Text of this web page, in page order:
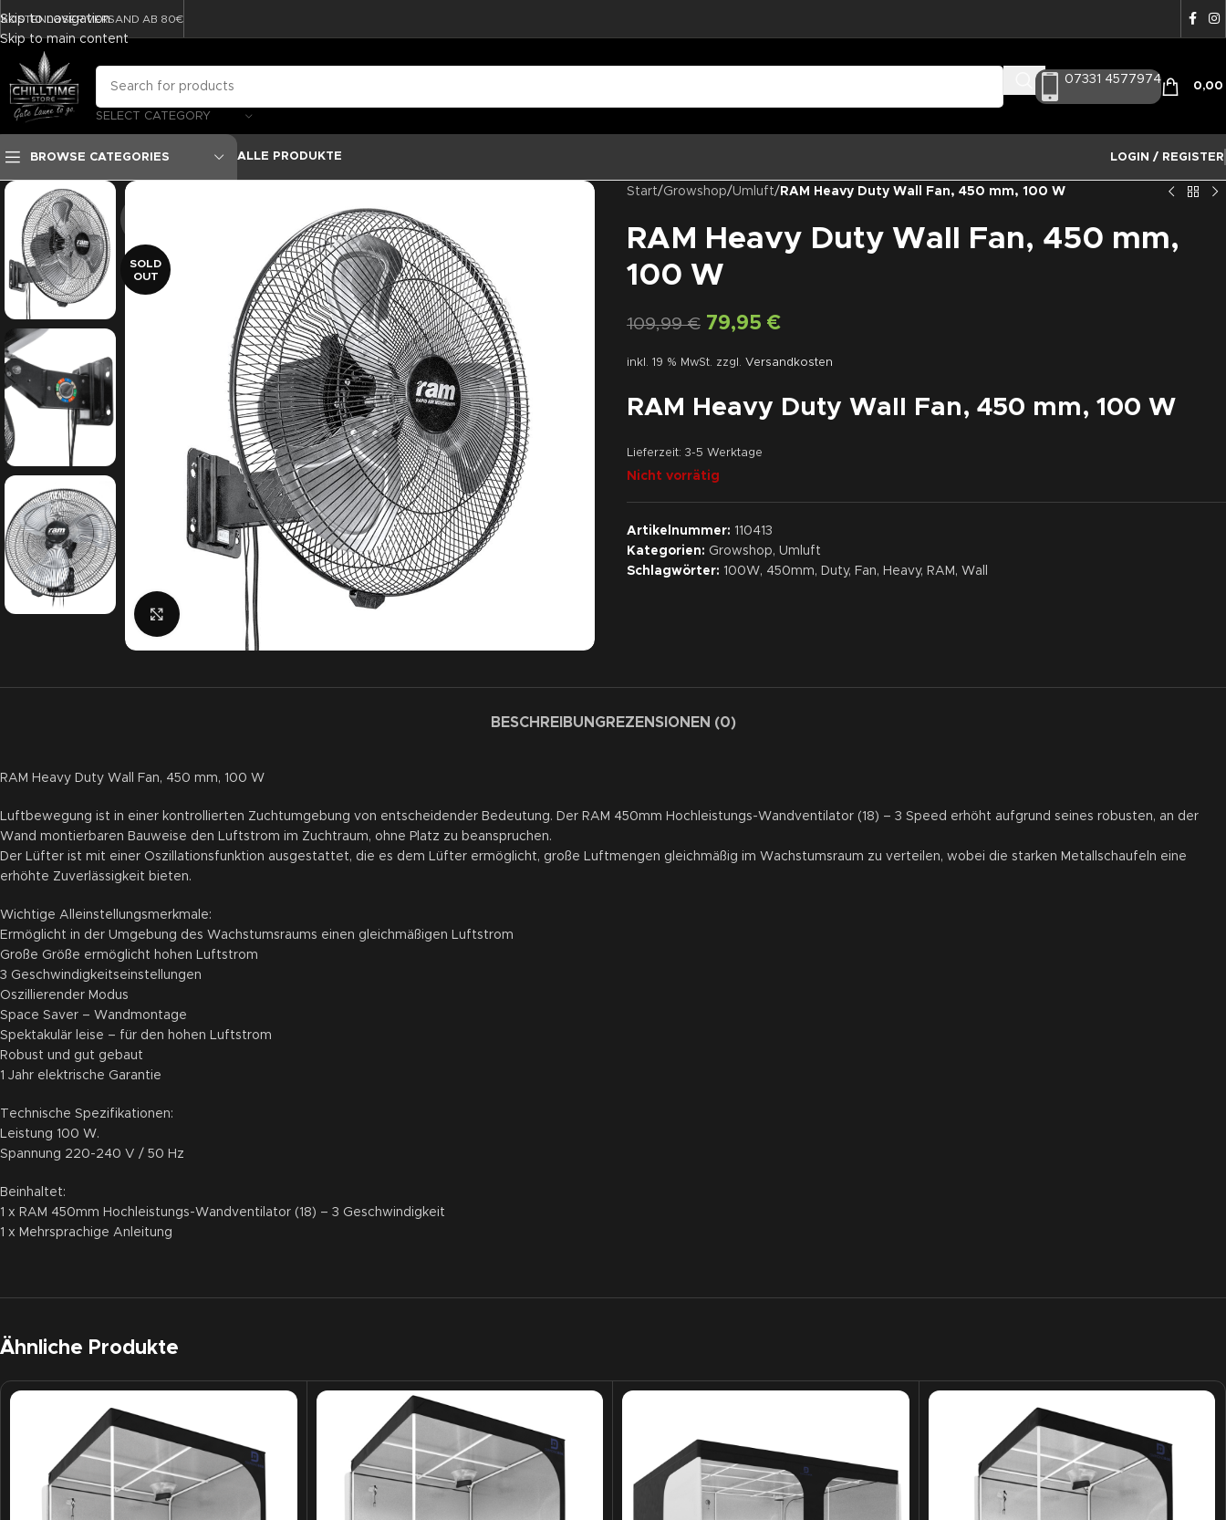
Skip to navigation
Skip to main content
KOSTENLOSER VERSAND AB 80€
SELECT CATEGORY
07331 4577974
0,00
BROWSE CATEGORIES ALLE PRODUKTE LOGIN / REGISTER
SOLD
OUT
Click to enlarge
Start/Growshop/Umluft/ RAM Heavy Duty Wall Fan, 450 mm, 100 W
RAM Heavy Duty Wall Fan, 450 mm,
100 W
109,99€ 79,95 €
inkl. 19 % MwSt. zzgl. Versandkosten
RAM Heavy Duty Wall Fan, 450 mm, 100 W
Lieferzeit: 3-5 Werktage
Nicht vorrätig
Artikelnummer: 110413
Kategorien: Growshop, Umluft
Schlagwörter: 100W, 450mm, Duty, Fan, Heavy, RAM , Wall
BESCHREIBUNGREZENSIONEN (0)
RAM Heavy Duty Wall Fan, 450 mm, 100 W
Luftbewegung ist in einer kontrollierten Zuchtumgebung von entscheidender Bedeutung. Der RAM 450mm Hochleistungs-Wandventilator (18) – 3 Speed erhöht aufgrund seines robusten, an der
Wand montierbaren Bauweise den Luftstrom im Zuchtraum, ohne Platz zu beanspruchen.
Der Lüfter ist mit einer Oszillationsfunktion ausgestattet, die es dem Lüfter ermöglicht, große Luftmengen gleichmäßig im Wachstumsraum zu verteilen, wobei die starken Metallschaufeln eine
erhöhte Zuverlässigkeit bieten.
Wichtige Alleinstellungsmerkmale:
Ermöglicht in der Umgebung des Wachstumsraums einen gleichmäßigen Luftstrom
Große Größe ermöglicht hohen Luftstrom
3 Geschwindigkeitseinstellungen
Oszillierender Modus
Space Saver – Wandmontage
Spektakulär leise – für den hohen Luftstrom
Robust und gut gebaut
1 Jahr elektrische Garantie
Technische Spezifikationen:
Leistung 100 W.
Spannung 220-240 V / 50 Hz
Beinhaltet:
1 x RAM 450mm Hochleistungs-Wandventilator (18) – 3 Geschwindigkeit
1 x Mehrsprachige Anleitung
Ähnliche Produkte